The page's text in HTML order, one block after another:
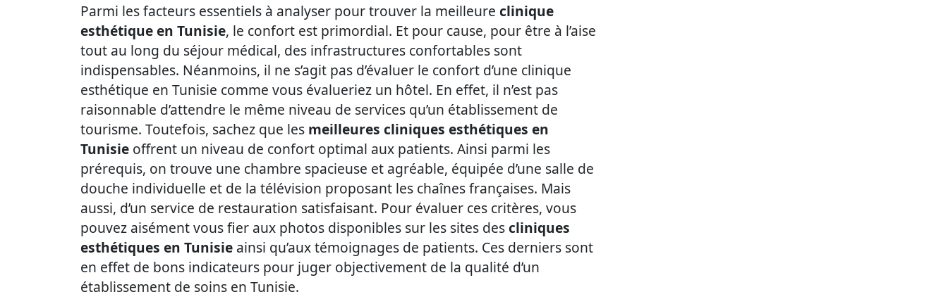
Parmi les facteurs essentiels à analyser pour trouver la meilleure clinique
esthétique en Tunisie, le confort est primordial. Et pour cause, pour être à l’aise
tout au long du séjour médical, des infrastructures confortables sont
indispensables. Néanmoins, il ne s’agit pas d’évaluer le confort d’une clinique
esthétique en Tunisie comme vous évalueriez un hôtel. En effet, il n’est pas
raisonnable d’attendre le même niveau de services qu’un établissement de
tourisme. Toutefois, sachez que les meilleures cliniques esthétiques en
Tunisie offrent un niveau de confort optimal aux patients. Ainsi parmi les
prérequis, on trouve une chambre spacieuse et agréable, équipée d’une salle de
douche individuelle et de la télévision proposant les chaînes françaises. Mais
aussi, d’un service de restauration satisfaisant. Pour évaluer ces critères, vous
pouvez aisément vous fier aux photos disponibles sur les sites descliniques
esthétiques en Tunisie ainsi qu’aux témoignages de patients. Ces derniers sont
en effet de bons indicateurs pour juger objectivement de la qualité d’un
établissement de soins en Tunisie.